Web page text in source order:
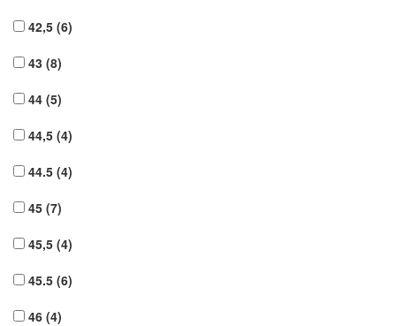
42,5 (6)
43 (8)
44 (5)
44,5 (4)
44.5 (4)
45 (7)
45,5 (4)
45.5 (6)
46 (4)